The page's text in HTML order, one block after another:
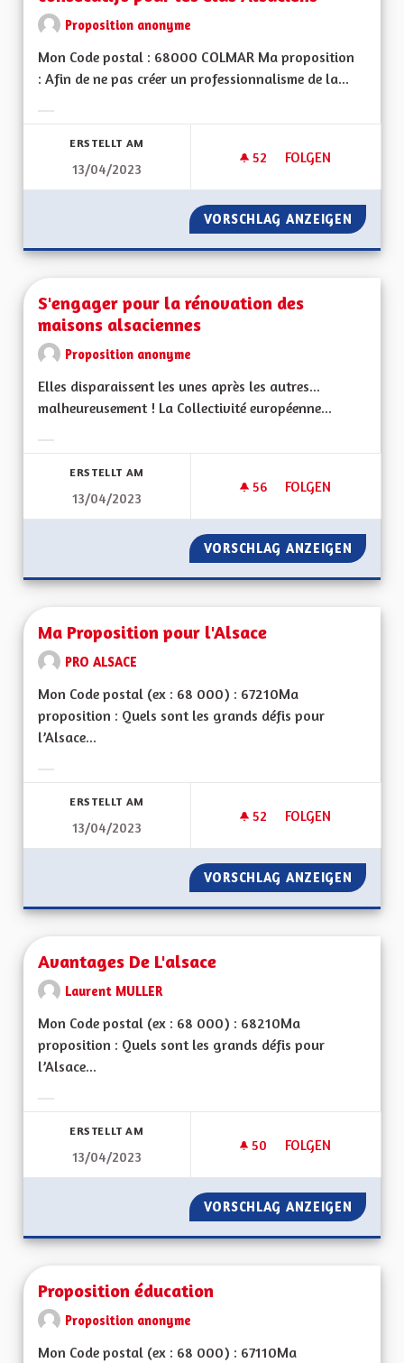
Proposition anonyme
Mon Code postal : 68000 COLMAR Ma proposition
: Afin de ne pas créer un professionnalisme de la...
ERSTELLT AM
13/04/2023
52 52 FOLLOWER
FOLGEN
NE PAS EXERCER
VORSCHLAG ANZEIGEN NE
S'engager pour la rénovation des
maisons alsaciennes
Proposition anonyme
Elles disparaissent les unes après les autres...
malheureusement ! La Collectivité européenne...
ERSTELLT AM
13/04/2023
56 56 FOLLOWER
FOLGEN
S'ENGAGER POUR
VORSCHLAG ANZEIGEN
Ma Proposition pour l'Alsace
PRO ALSACE
Mon Code postal (ex : 68 000) : 67210Ma
proposition : Quels sont les grands défis pour
l’Alsace...
ERSTELLT AM
13/04/2023
52 52 FOLLOWER
FOLGEN
MA PROPOSITION
VORSCHLAG ANZEIGEN MA
Avantages De L'alsace
Laurent MULLER
Mon Code postal (ex : 68 000) : 68210Ma
proposition : Quels sont les grands défis pour
l’Alsace...
ERSTELLT AM
13/04/2023
50 50 FOLLOWER
FOLGEN
AVANTAGES DE
VORSCHLAG ANZEIGEN
Proposition éducation
Proposition anonyme
Mon Code postal (ex : 68 000) : 67110Ma